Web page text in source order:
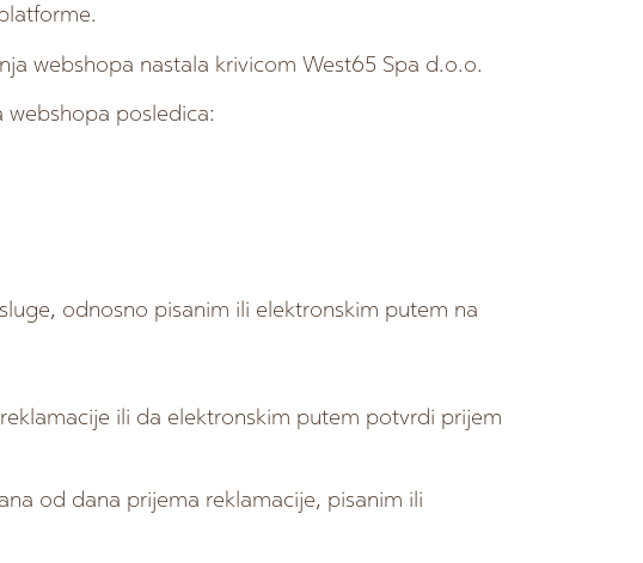
webshopa nastala krivicom West65 Spa d.o.o.
posledica:
odnosno pisanim ili elektronskim putem na
ili da elektronskim putem potvrdi prijem
od dana prijema reklamacije, pisanim ili